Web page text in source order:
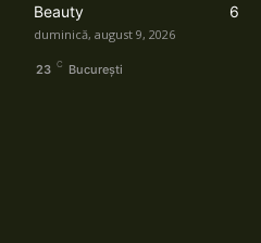
Beauty
6
duminică, august 9, 2026
23 C București